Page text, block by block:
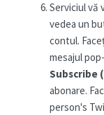
Serviciul vă
vedea un
contul.
mesajul
Subscribe
abonare.
person's